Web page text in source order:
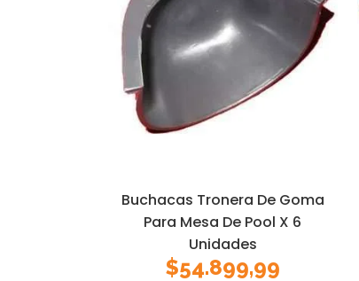
Buchacas Tronera De Goma
Para Mesa De Pool X 6
Unidades
$54.899,99